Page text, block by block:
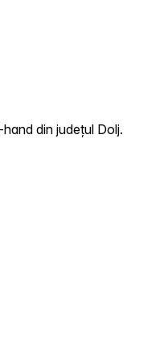
din județul Dolj.